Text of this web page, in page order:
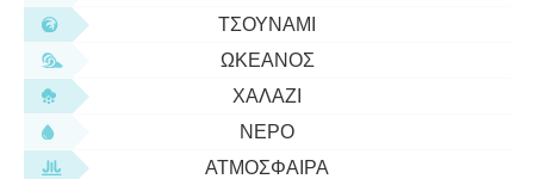
ΤΣΟΥΝΆΜΙ
ΩΚΕΑΝΌΣ
ΧΑΛΆΖΙ
ΝΕΡΌ
ΑΤΜΌΣΦΑΙΡΑ